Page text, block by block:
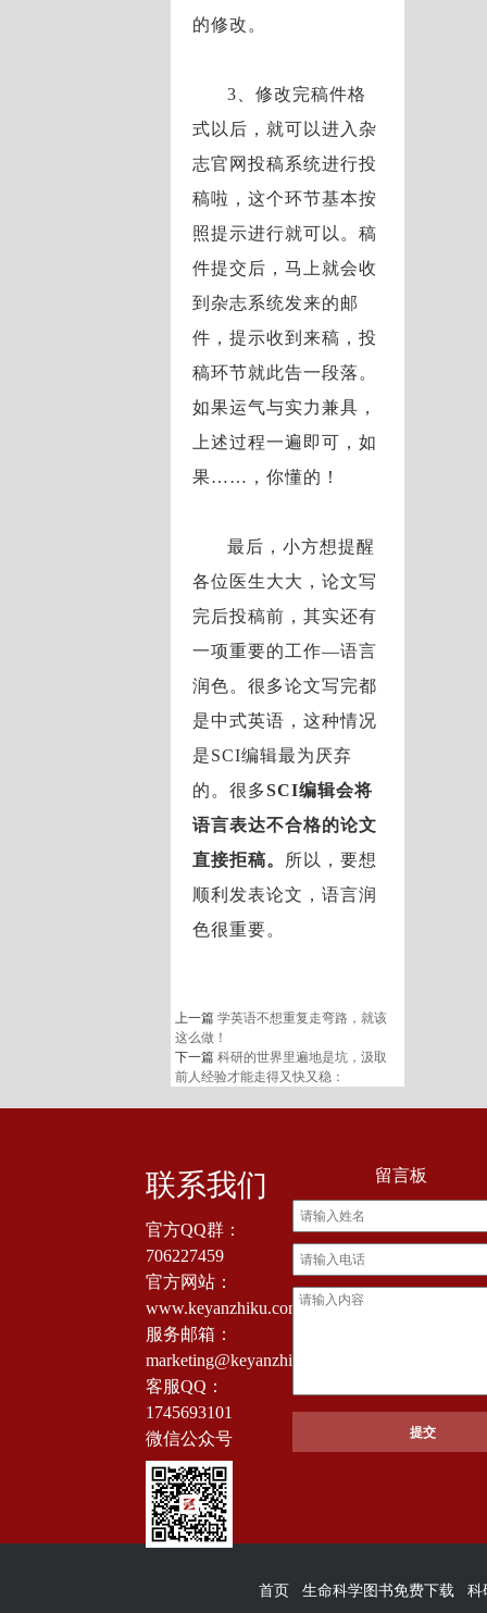
的修改。
3、修改完稿件格
式以后，就可以进入杂
志官网投稿系统进行投
稿啦，这个环节基本按
照提示进行就可以。稿
件提交后，马上就会收
到杂志系统发来的邮
件，提示收到来稿，投
稿环节就此告一段落。
如果运气与实力兼具，
上述过程一遍即可，如
果……，你懂的！
最后，小方想提醒
各位医生大大，论文写
完后投稿前，其实还有
一项重要的工作—语言
润色。很多论文写完都
是中式英语，这种情况
是SCI编辑最为厌弃
的。很多SCI编辑会将
语言表达不合格的论文
直接拒稿。
所以，要想
顺利发表论文，语言润
色很重要。
上一篇学英语不想重复走弯路，就该
这么做！
下一篇科研的世界里遍地是坑，汲取
前人经验才能走得又快又稳：
联系我们
官方QQ群：
706227459
官方网站：
www.keyanzhiku.com
服务邮箱：
marketing@keyanzhiku.com
客服QQ：
1745693101
微信公众号
留言板
首页 生命科学图书免费下载 科